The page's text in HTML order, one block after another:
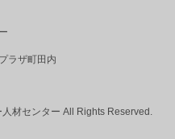
ラザ町田内
材センター All Rights Reserved.